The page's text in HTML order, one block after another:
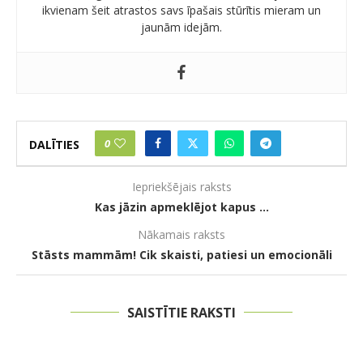
ikvienam šeit atrastos savs īpašais stūrītis mieram un
jaunām idejām.
DALĪTIES 0
Iepriekšējais raksts
Kas jāzin apmeklējot kapus …
Nākamais raksts
Stāsts mammām! Cik skaisti, patiesi un emocionāli
SAISTĪTIE RAKSTI